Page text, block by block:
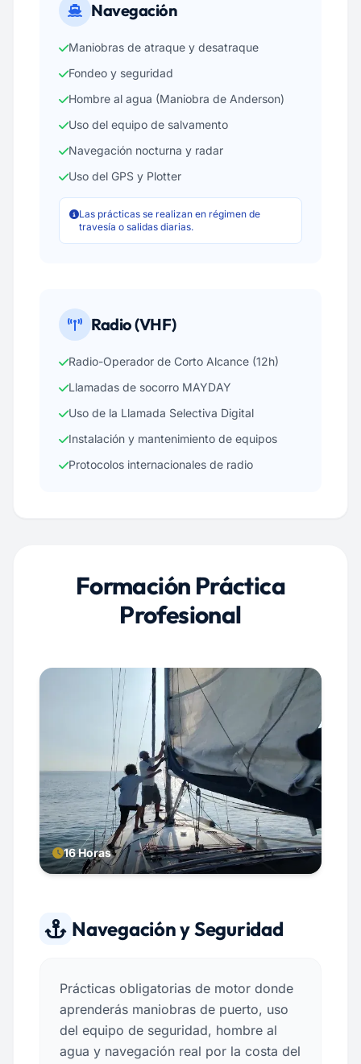
Navegación
Maniobras de atraque y desatraque
Fondeo y seguridad
Hombre al agua (Maniobra de Anderson)
Uso del equipo de salvamento
Navegación nocturna y radar
Uso del GPS y Plotter
Las prácticas se realizan en régimen de
travesía o salidas diarias.
Radio (VHF)
Radio-Operador de Corto Alcance (12h)
Llamadas de socorro MAYDAY
Uso de la Llamada Selectiva Digital
Instalación y mantenimiento de equipos
Protocolos internacionales de radio
Formación Práctica
Profesional
16 Horas
Navegación y Seguridad
Prácticas obligatorias de motor donde
aprenderás maniobras de puerto, uso
del equipo de seguridad, hombre al
agua y navegación real por la costa del